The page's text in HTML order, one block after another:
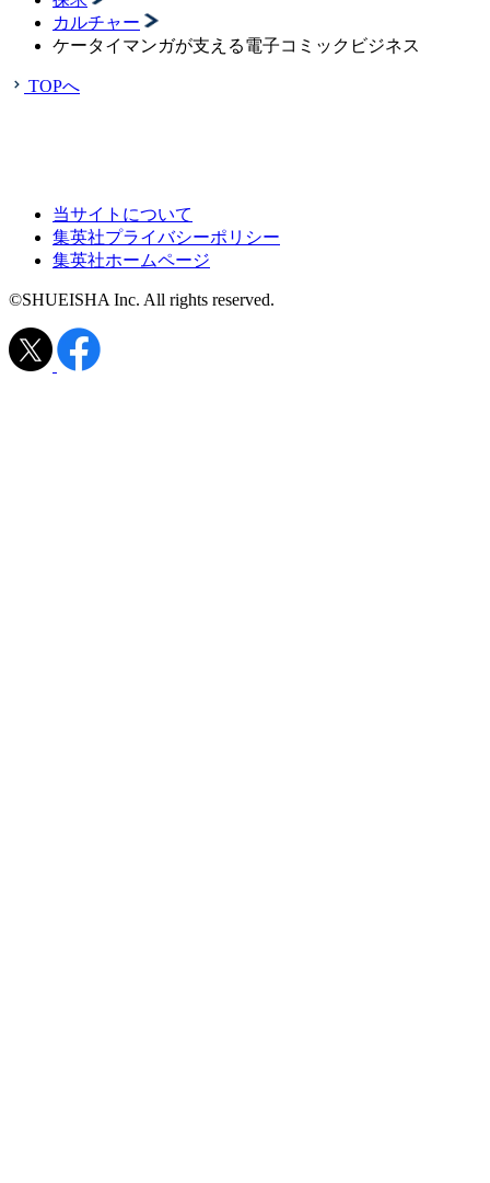
カルチャー
ケータイマンガが支える電子コミックビジネス
TOPへ
当サイトについて
集英社プライバシーポリシー
集英社ホームページ
©SHUEISHA Inc. All rights reserved.